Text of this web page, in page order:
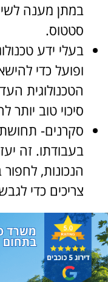
במתן מענה
סטטוס.
בעלי ידע
ופועל כדי
הטכנולוגית
סיכוי טוב יותר
סקרנים- תחושת
בעבודתו. זה
הנכונות, לחפור
צריכים כדי